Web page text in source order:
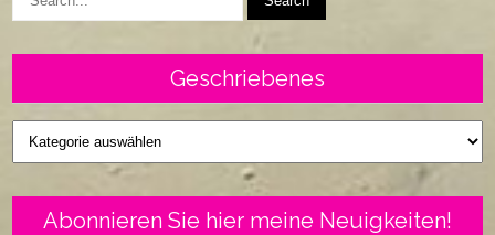
Geschriebenes
Geschriebenes
Abonnieren Sie hier meine Neuigkeiten!